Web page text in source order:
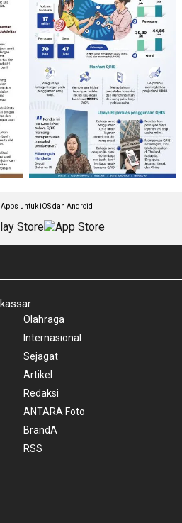
untuk iOS dan Android
Olahraga
Internasional
Sejagat
Artikel
Redaksi
ANTARA Foto
BrandA
RSS